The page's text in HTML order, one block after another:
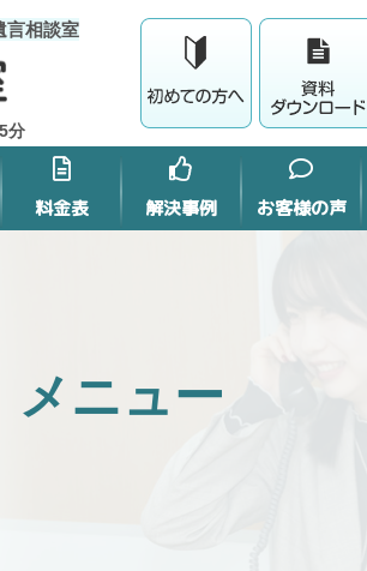
言相談室
分
料金表 解決事例 お客様の声
メニュー